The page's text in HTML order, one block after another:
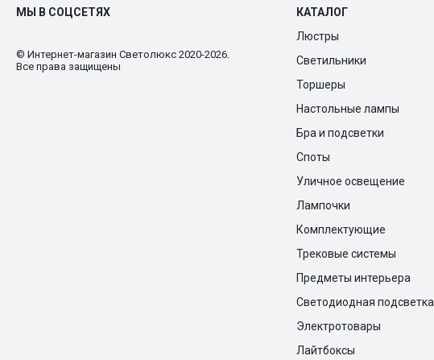
МЫ В СОЦСЕТЯХ
© Интернет-магазин Cветолюкс 2020-2026.
Все права защищены
КАТАЛОГ
Люстры
Светильники
Торшеры
Настольные лампы
Бра и подсветки
Споты
Уличное освещение
Лампочки
Комплектующие
Трековые системы
Предметы интерьера
Светодиодная подсветка
Электротовары
Лайтбоксы